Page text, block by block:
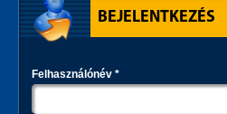
BEJELENTKEZÉS
Felhasználónév *